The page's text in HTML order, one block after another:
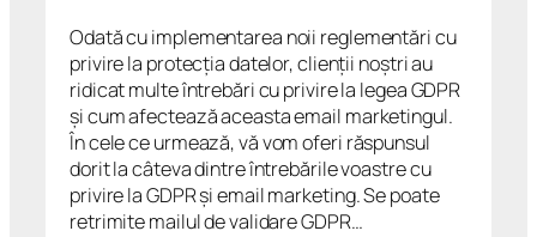
Odată cu implementarea noii reglementări cu
privire la protecția datelor, clienții noștri au
ridicat multe întrebări cu privire la legea GDPR
şi cum afectează aceasta email marketingul.
În cele ce urmează, vă vom oferi răspunsul
dorit la câteva dintre întrebările voastre cu
privire la GDPR şi email marketing. Se poate
retrimite mailul de validare GDPR…